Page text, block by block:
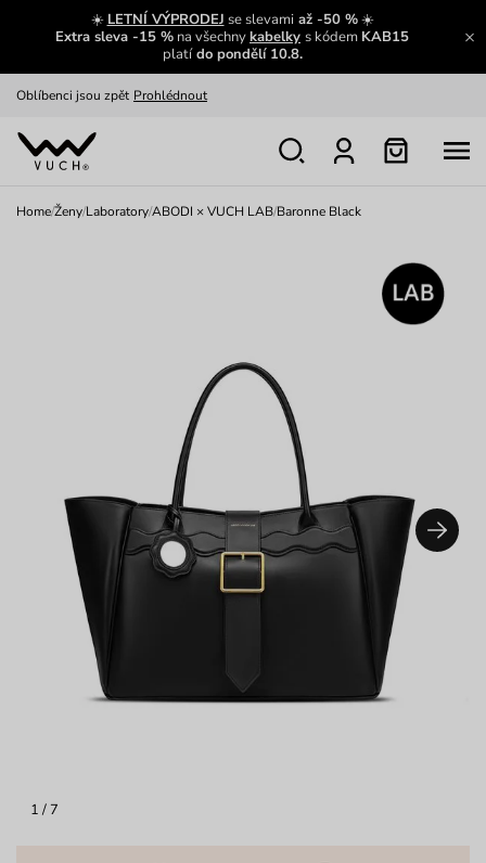
☀️ LETNÍ VÝPRODEJ se slevamiaž -50 %☀️
Extra sleva -15 % na všechnykabelky s kódem KAB15
platído pondělí 10.8.
Zajímavosti ze světa Vuch:
Zobrazit
Oblíbenci jsou zpět Prohlédnout
Nech se inspirovat
Home/Ženy/Laboratory/ABODI × VUCH LAB/Baronne Black
1 / 7